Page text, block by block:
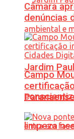
Jardim
limpeza
Câmara
denúncias
Campo